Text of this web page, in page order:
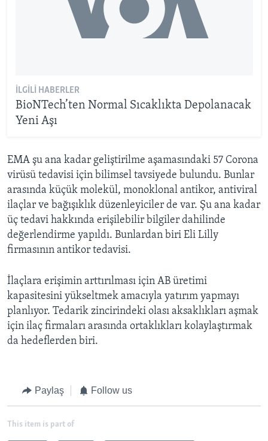
İLGILI HABERLER
BioNTech’ten Normal Sıcaklıkta Depolanacak
Yeni Aşı
EMA şu ana kadar geliştirilme aşamasındaki 57 Corona
virüsü tedavisi için bilimsel tavsiyede bulundu. Bunlar
arasında küçük molekül, monoklonal antikor, antiviral
ilaçlar ve bağışıklık düzenleyiciler de var. Şu ana kadar
üç tedavi hakkında erişilebilir bilgiler dahilinde
değerlendirme yapıldı. Bunlardan biri Eli Lilly
firmasının antikor tedavisi.
İlaçlara erişimin arttırılması için AB üretimi
kapasitesini yükseltmek amacıyla yatırım yapmayı
planlıyor. Tedarik zincirindeki olası aksaklıkları aşmak
için ilaç firmaları arasında ortaklıkları kolaylaştırmak
da hedeflerden biri.
Paylaş Follow us
This item is part of